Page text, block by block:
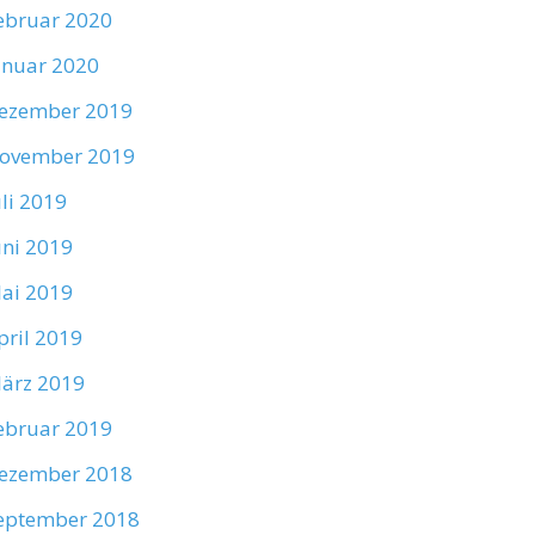
2020
2020
2019
2019
2019
2019
2019
2019
2019
2019
2018
2018